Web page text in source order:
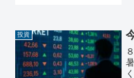
投資